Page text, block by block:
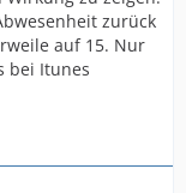
zurück
auf 15. Nur
bei Itunes